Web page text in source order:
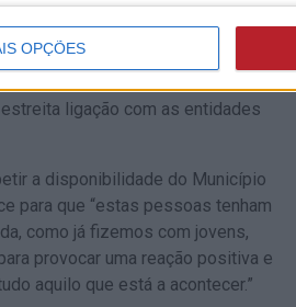
OPÇÕES
cerca de uma centena e meia
crianças.
Município estão a acompanhar com
ligação com as entidades
a disponibilidade do Município
para que “estas pessoas tenham
como já fizemos com jovens,
provocar uma reação positiva e
aquilo que está a acontecer.”